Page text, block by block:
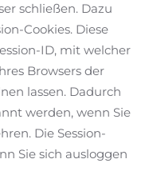
schließen. Dazu
Cookies. Diese
ID, mit welcher
Browsers der
lassen. Dadurch
werden, wenn Sie
Die Session-
Sie sich ausloggen